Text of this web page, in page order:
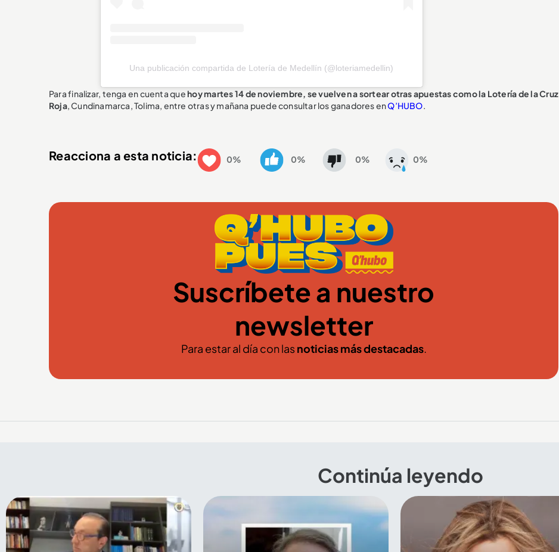
Una publicación compartida de Lotería de Medellín (@loteriamedellin)
Para finalizar, tenga en cuenta quehoy martes 14 de noviembre, se vuelven a sortear otras apuestas como la Lotería de la Cruz
Roja, Cundinamarca, Tolima, entre otras y mañana puede consultar los ganadores enQ’HUBO.
Reacciona a esta noticia: 0% 0% 0% 0%
Suscríbete a nuestro
newsletter
Para estar al día con lasnoticias más destacadas.
Continúa leyendo